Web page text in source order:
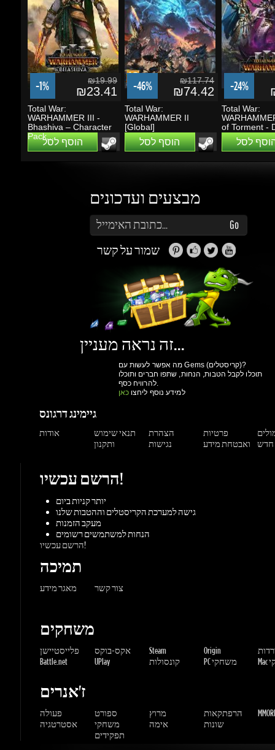
-1% ₪19.99
₪23.41
Total War:
WARHAMMER III -
Bhashiva – Character
Pack...הוסף לסל
-46% ₪117.74
₪74.42
Total War:
WARHAMMER II
[Global]
הוסף לסל
-24%
Total War:
of Torment -
הוסף לסל
מבצעים ועדכונים
הזן את כתובת הדוא"ל שלך כדי להירשם לעדכונים ומבצעים
Go
זה נראה מעניין...
מה אפשר לעשות עם Gems (קריסטלים)?
תוכלו לקבל הטבות, הנחות, שתפו חברים ותוכלו
להרוויח כסף.
למידע נוסף ליחצוכאן
גיימינג דרגונס
הצהרת
נגישות
פרטיות
ואבטחת מידע
גישה למערכת הקריסטלים וההטבות שלנו
מעקב הזמנות
תמיכה
מאגר מידע צור קשר
משחקים
פלייסטיישן
Battle.net UPlay
פעולה ספורט
אסטרטגיה
תפקידים
אימה שונות
Gaming Dragons / Gamers-shop